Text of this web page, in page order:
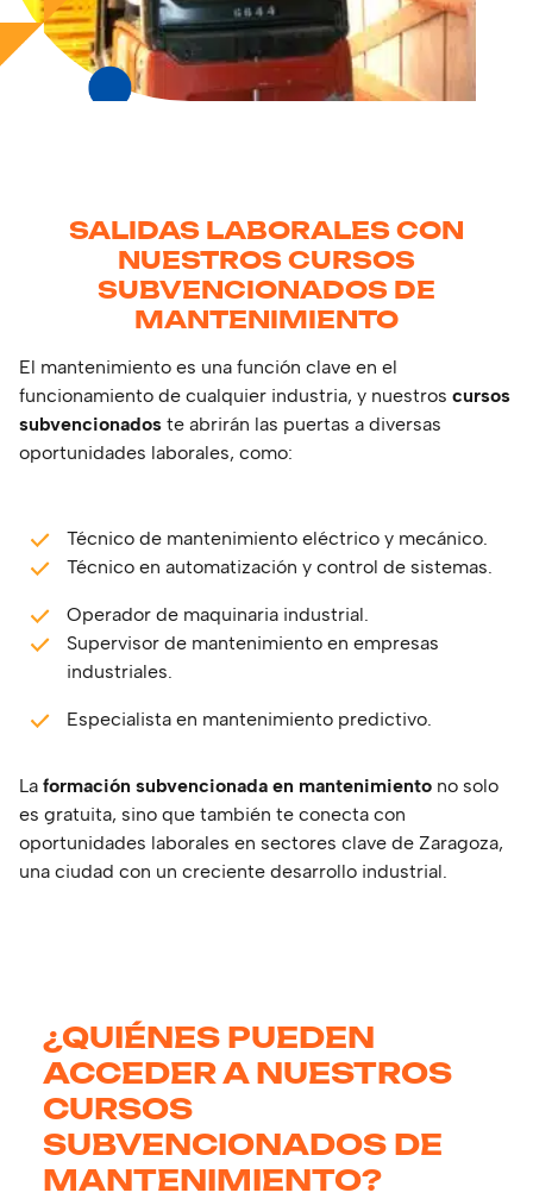
SALIDAS LABORALES CON
NUESTROS CURSOS
SUBVENCIONADOS DE
MANTENIMIENTO
El mantenimiento es una función clave en el
funcionamiento de cualquier industria, y nuestros cursos
subvencionados te abrirán las puertas a diversas
oportunidades laborales, como:
Técnico de mantenimiento eléctrico y mecánico.
Técnico en automatización y control de sistemas.
Operador de maquinaria industrial.
Supervisor de mantenimiento en empresas
industriales.
Especialista en mantenimiento predictivo.
La formación subvencionada en mantenimiento no solo
es gratuita, sino que también te conecta con
oportunidades laborales en sectores clave de Zaragoza,
una ciudad con un creciente desarrollo industrial.
¿QUIÉNES PUEDEN
ACCEDER A NUESTROS
CURSOS
SUBVENCIONADOS DE
MANTENIMIENTO?